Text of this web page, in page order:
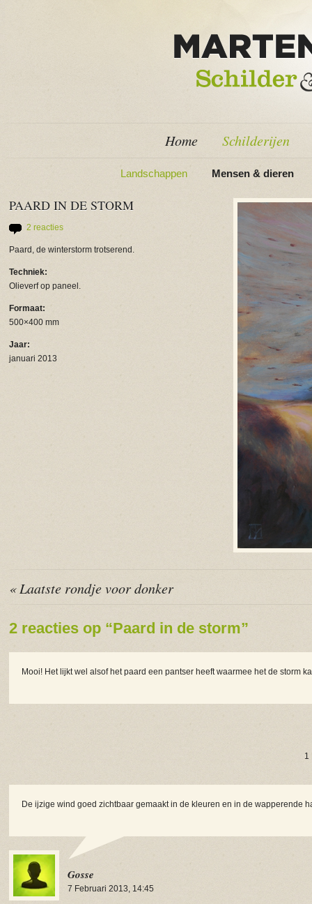
Home Schilderijen
Landschappen Mensen & dieren
PAARD IN DE STORM
2 reacties
Paard, de winterstorm trotserend.
Techniek:
Olieverf op paneel.
Formaat:
500×400 mm
Jaar:
januari 2013
« Laatste rondje voor donker
2 reacties op “Paard in de storm”
Mooi! Het lijkt wel alsof het paard een pantser heeft waarmee het de storm
1
De ijzige wind goed zichtbaar gemaakt in de kleuren en in de wapperende
Gosse
7 Februari 2013, 14:45